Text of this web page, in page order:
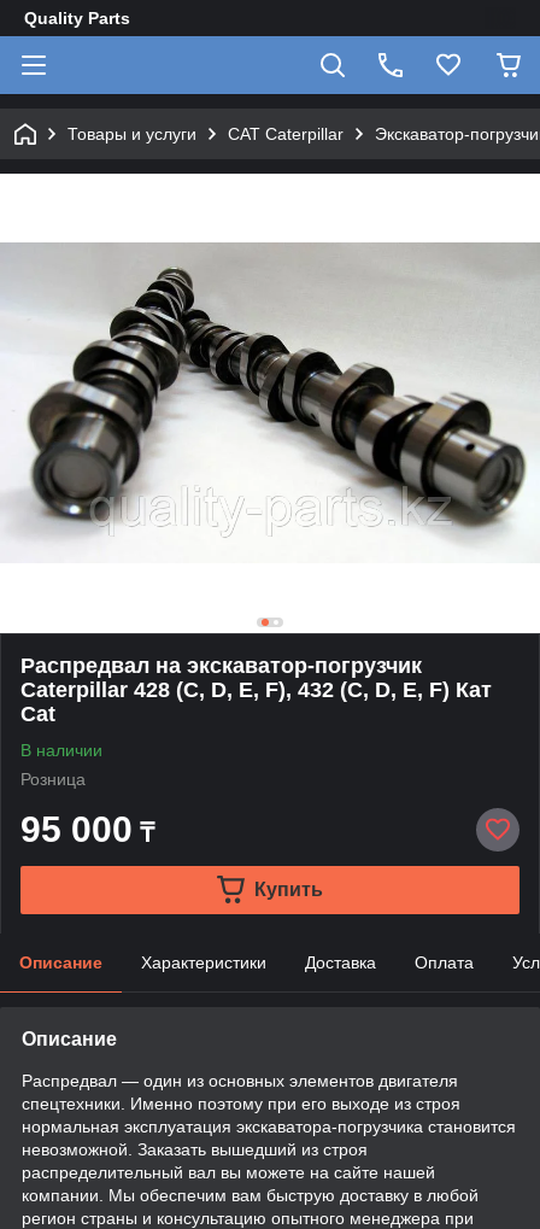
Quality Parts
Товары и услуги CAT Caterpillar Экскаватор-
Распредвал на экскаватор-погрузчик
Caterpillar 428 (C, D, E, F), 432 (C, D, E, F) Кат
Cat
В наличии
Розница
95 000 ₸
Купить
Описание Характеристики Доставка Оплата
Описание
Распредвал — один из основных элементов двигателя
спецтехники. Именно поэтому при его выходе из строя
нормальная эксплуатация экскаватора-погрузчика становится
невозможной. Заказать вышедший из строя
распределительный вал вы можете на сайте нашей
компании. Мы обеспечим вам быструю доставку в любой
регион страны и консультацию опытного менеджера при